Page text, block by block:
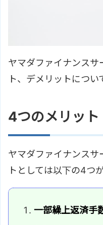
ヤマダファイナンスサ
ト、デメリットについ
4つのメリット
ヤマダファイナンスサ
トとしては以下の4つ
一部繰上返済手